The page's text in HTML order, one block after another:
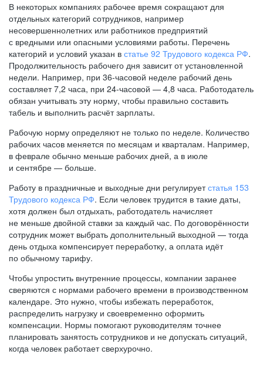
В некоторых компаниях рабочее время сокращают для
отдельных категорий сотрудников, например
несовершеннолетних или работников предприятий
с вредными или опасными условиями работы. Перечень
категорий и условий указан в статье 92 Трудового кодекса РФ.
Продолжительность рабочего дня зависит от установленной
недели. Например, при 36-часовой неделе рабочий день
составляет 7,2 часа, при 24-часовой — 4,8 часа. Работодатель
обязан учитывать эту норму, чтобы правильно составить
табель и выполнить расчёт зарплаты.
Рабочую норму определяют не только по неделе. Количество
рабочих часов меняется по месяцам и кварталам. Например,
в феврале обычно меньше рабочих дней, а в июле
и сентябре — больше.
Работу в праздничные и выходные дни регулируетстатья 153
Трудового кодекса РФ. Если человек трудится в такие даты,
хотя должен был отдыхать, работодатель начисляет
не меньше двойной ставки за каждый час. По договорённости
сотрудник может выбрать дополнительный выходной — тогда
день отдыха компенсирует переработку, а оплата идёт
по обычному тарифу.
Чтобы упростить внутренние процессы, компании заранее
сверяются с нормами рабочего времени в производственном
календаре. Это нужно, чтобы избежать переработок,
распределить нагрузку и своевременно оформить
компенсации. Нормы помогают руководителям точнее
планировать занятость сотрудников и не допускать ситуаций,
когда человек работает сверхурочно.